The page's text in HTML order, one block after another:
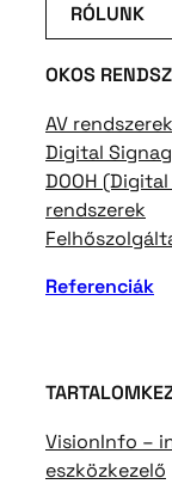
RÓLUNK
OKOS
AV rendszerek
Digital
DOOH
rendszerek
Referenciák
VisionInfo –
eszközkezelő